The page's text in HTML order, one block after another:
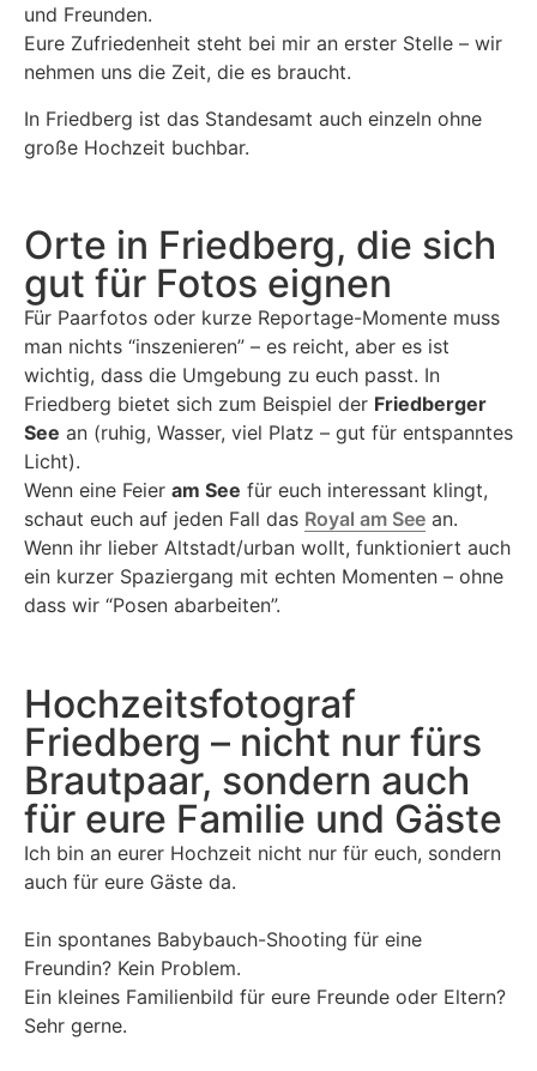
und Freunden.
Eure Zufriedenheit steht bei mir an erster Stelle – wir
nehmen uns die Zeit, die es braucht.
In Friedberg ist das Standesamt auch einzeln ohne
große Hochzeit buchbar.
Orte in Friedberg, die sich
gut für Fotos eignen
Für Paarfotos oder kurze Reportage-Momente muss
man nichts “inszenieren” – es reicht, aber es ist
wichtig, dass die Umgebung zu euch passt. In
Friedberg bietet sich zum Beispiel der Friedberger
See an (ruhig, Wasser, viel Platz – gut für entspanntes
Licht).
Wenn eine Feier am See für euch interessant klingt,
schaut euch auf jeden Fall das Royal am See an.
Wenn ihr lieber Altstadt/urban wollt, funktioniert auch
ein kurzer Spaziergang mit echten Momenten – ohne
dass wir “Posen abarbeiten”.
Hochzeitsfotograf
Friedberg – nicht nur fürs
Brautpaar, sondern auch
für eure Familie und Gäste
Ich bin an eurer Hochzeit nicht nur für euch, sondern
auch für eure Gäste da.
Ein spontanes Babybauch-Shooting für eine
Freundin? Kein Problem.
Ein kleines Familienbild für eure Freunde oder Eltern?
Sehr gerne.